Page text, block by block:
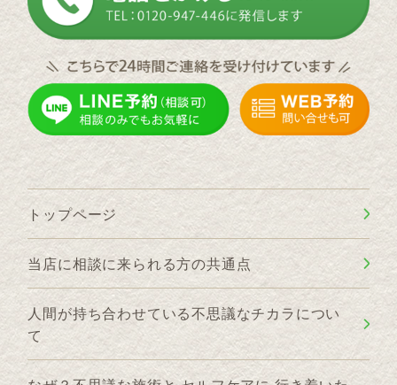
トップページ
当店に相談に来られる方の共通点
人間が持ち合わせている不思議なチカラについ
て